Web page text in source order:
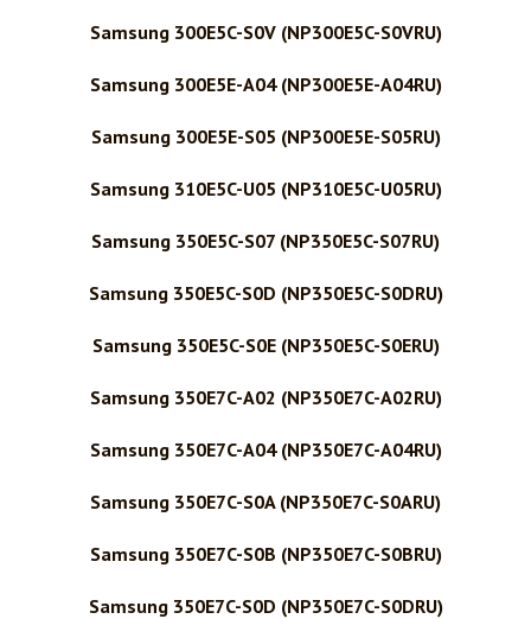
Samsung 300E5C-S0V (NP300E5C-S0VRU)
Samsung 300E5E-A04 (NP300E5E-A04RU)
Samsung 300E5E-S05 (NP300E5E-S05RU)
Samsung 310E5C-U05 (NP310E5C-U05RU)
Samsung 350E5C-S07 (NP350E5C-S07RU)
Samsung 350E5C-S0D (NP350E5C-S0DRU)
Samsung 350E5C-S0E (NP350E5C-S0ERU)
Samsung 350E7C-A02 (NP350E7C-A02RU)
Samsung 350E7C-A04 (NP350E7C-A04RU)
Samsung 350E7C-S0A (NP350E7C-S0ARU)
Samsung 350E7C-S0B (NP350E7C-S0BRU)
Samsung 350E7C-S0D (NP350E7C-S0DRU)